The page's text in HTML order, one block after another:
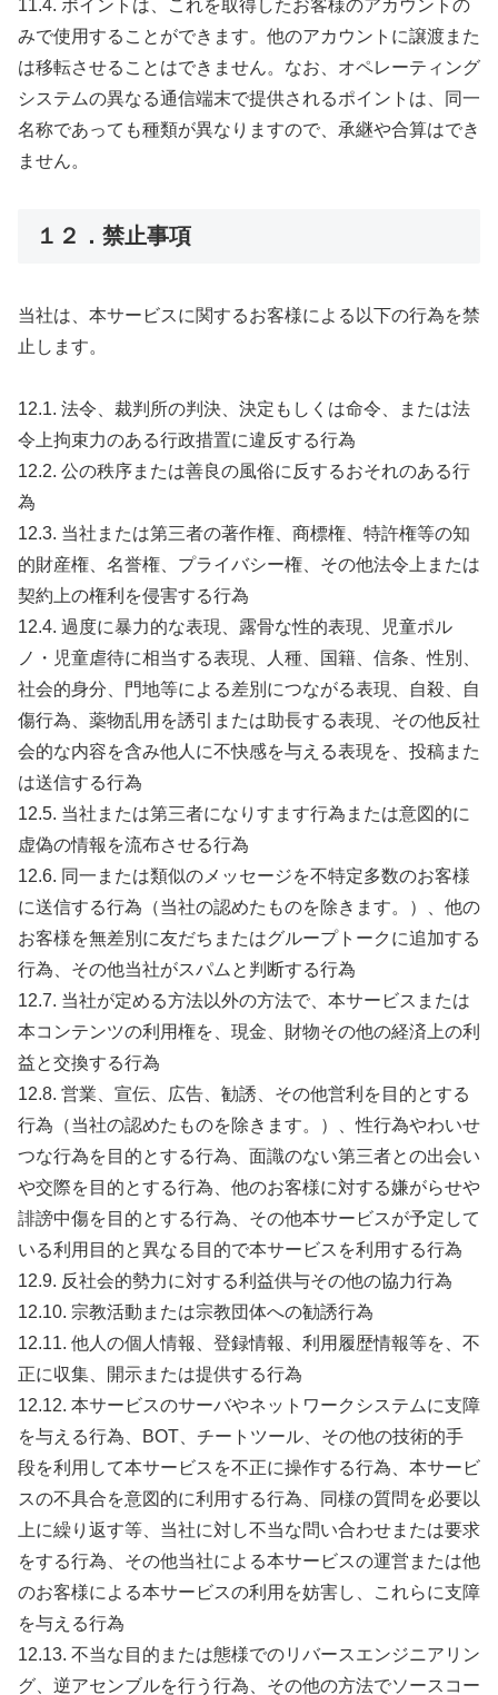
11.4. ポイントは、これを取得したお客様のアカウントの
みで使用することができます。他のアカウントに譲渡また
は移転させることはできません。なお、オペレーティング
システムの異なる通信端末で提供されるポイントは、同一
名称であっても種類が異なりますので、承継や合算はでき
ません。
１２．禁止事項
当社は、本サービスに関するお客様による以下の行為を禁
止します。
12.1. 法令、裁判所の判決、決定もしくは命令、または法
令上拘束力のある行政措置に違反する行為
12.2. 公の秩序または善良の風俗に反するおそれのある行
為
12.3. 当社または第三者の著作権、商標権、特許権等の知
的財産権、名誉権、プライバシー権、その他法令上または
契約上の権利を侵害する行為
12.4. 過度に暴力的な表現、露骨な性的表現、児童ポル
ノ・児童虐待に相当する表現、人種、国籍、信条、性別、
社会的身分、門地等による差別につながる表現、自殺、自
傷行為、薬物乱用を誘引または助長する表現、その他反社
会的な内容を含み他人に不快感を与える表現を、投稿また
は送信する行為
12.5. 当社または第三者になりすます行為または意図的に
虚偽の情報を流布させる行為
12.6. 同一または類似のメッセージを不特定多数のお客様
に送信する行為（当社の認めたものを除きます。）、他の
お客様を無差別に友だちまたはグループトークに追加する
行為、その他当社がスパムと判断する行為
12.7. 当社が定める方法以外の方法で、本サービスまたは
本コンテンツの利用権を、現金、財物その他の経済上の利
益と交換する行為
12.8. 営業、宣伝、広告、勧誘、その他営利を目的とする
行為（当社の認めたものを除きます。）、性行為やわいせ
つな行為を目的とする行為、面識のない第三者との出会い
や交際を目的とする行為、他のお客様に対する嫌がらせや
誹謗中傷を目的とする行為、その他本サービスが予定して
いる利用目的と異なる目的で本サービスを利用する行為
12.9. 反社会的勢力に対する利益供与その他の協力行為
12.10. 宗教活動または宗教団体への勧誘行為
12.11. 他人の個人情報、登録情報、利用履歴情報等を、不
正に収集、開示または提供する行為
12.12. 本サービスのサーバやネットワークシステムに支障
を与える行為、BOT、チートツール、その他の技術的手
段を利用して本サービスを不正に操作する行為、本サービ
スの不具合を意図的に利用する行為、同様の質問を必要以
上に繰り返す等、当社に対し不当な問い合わせまたは要求
をする行為、その他当社による本サービスの運営または他
のお客様による本サービスの利用を妨害し、これらに支障
を与える行為
12.13. 不当な目的または態様でのリバースエンジニアリン
グ、逆アセンブルを行う行為、その他の方法でソースコー